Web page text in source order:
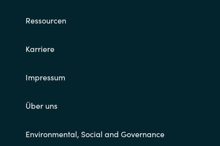
Ressourcen
Karriere
Impressum
Über uns
Environmental, Social and Governance